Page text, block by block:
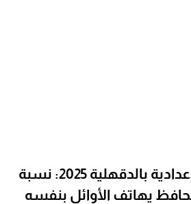
نتيجة الشهادة الإعدادية بالدقهلية 2025: نسبة